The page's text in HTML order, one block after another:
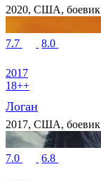
2020, США, боевик
7.7 8.0
2017
18++
Логан
2017, США, боевик
7.0 6.8